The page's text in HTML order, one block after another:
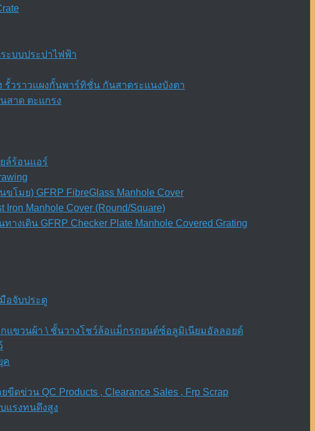
ะบบประปาไฟฟ้า
รั้วราวแผงกั้นพาร์ทิชั่น กันสาดระแนงบังตา
สาด ตะแกรง
ล์ร้อนแอร์
โมย) GFRP FibreGlass Manhole Cover
Manhole Cover (Round/Square)
เดิน GFRP Checker Plate Manhole Covered Grating
อจับประตู
กแขวนผ้า \ ชั้นวางโชว์ล้อแม็กรถยนต์ซ์อลูมิเนียมอัลลอยด์
ค
ข่วน QC Products , Clearance Sales , Frp Scrap
แรงทนดึงสูง